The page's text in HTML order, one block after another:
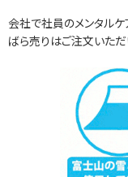
会社で社員のメンタルケ
ばら売りはご注文いた